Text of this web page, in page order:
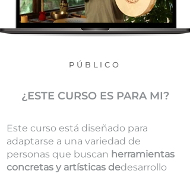
PÚBLICO
¿ESTE CURSO ES PARA MI?
Este curso está diseñado para
adaptarse a una variedad de
personas que buscan herramientas
concretas y artísticas dedesarrollo